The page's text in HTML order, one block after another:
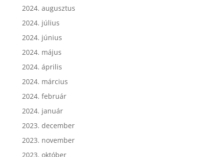
2024. augusztus
2024. július
2024. június
2024. május
2024. április
2024. március
2024. február
2024. január
2023. december
2023. november
2023. október